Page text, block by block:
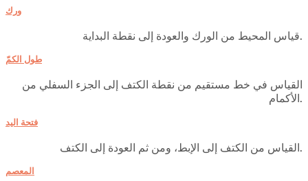
ورك
طول الكمّ
القياس في خط مستقيم من نقطة الكتف إلى الجزء السفلي من
الأكمام.
فتحة اليد
القياس من الكتف إلى الإبط، ومن ثم العودة إلى الكتف.
المعصم